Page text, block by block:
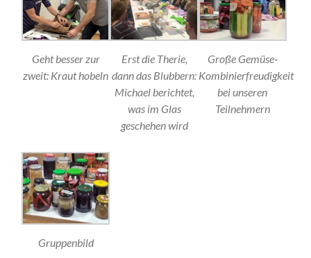
Geht besser zur
zweit: Kraut hobeln
Erst die Therie,
dann das Blubbern:
Michael berichtet,
was im Glas
geschehen wird
Große Gemüse-
Kombinierfreudigkeit
bei unseren
Teilnehmern
Gruppenbild